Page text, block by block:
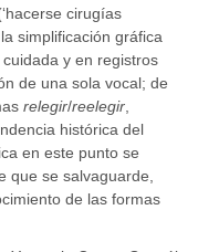
cirugías
simplificación gráfica
y en registros
de una sola vocal; de
relegir/reelegir
histórica del
en este punto se
que se salvaguarde,
de las formas